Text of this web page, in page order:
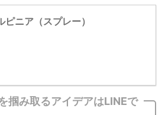
ピニア（スプレー）
掴み取るアイデアはLINEで